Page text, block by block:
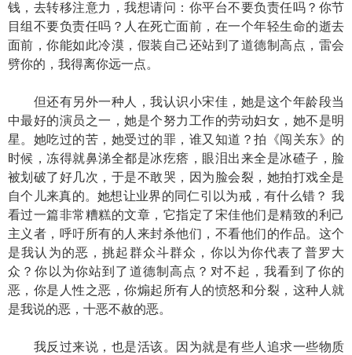
钱，去转移注意力，我想请问：你平台不要负责任吗？你节
目组不要负责任吗？人在死亡面前，在一个年轻生命的逝去
面前，你能如此冷漠，假装自己还站到了道德制高点，雷会
劈你的，我得离你远一点。
但还有另外一种人，我认识小宋佳，她是这个年龄段当
中最好的演员之一，她是个努力工作的劳动妇女，她不是明
星。她吃过的苦，她受过的罪，谁又知道？拍《闯关东》的
时候，冻得就鼻涕全都是冰疙瘩，眼泪出来全是冰碴子，脸
被划破了好几次，于是不敢哭，因为脸会裂，她拍打戏全是
自个儿来真的。她想让业界的同仁引以为戒，有什么错？ 我
看过一篇非常糟糕的文章，它指定了宋佳他们是精致的利己
主义者，呼吁所有的人来封杀他们，不看他们的作品。这个
是我认为的恶，挑起群众斗群众，你以为你代表了普罗大
众？你以为你站到了道德制高点？对不起，我看到了你的
恶，你是人性之恶，你煽起所有人的愤怒和分裂，这种人就
是我说的恶，十恶不赦的恶。
我反过来说，也是活该。因为就是有些人追求一些物质